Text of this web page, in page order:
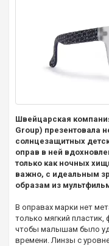
Швейцарская
Group) презентовала
солнцезащитных
оправ в ней
только как ночных
важно, с идеальным
образам из
В оправах марки нет
только мягкий
чтобы малышам было
времени. Линзы с